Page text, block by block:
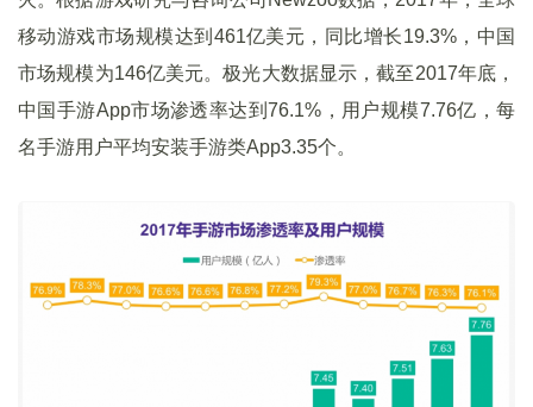
移动游戏市场规模达到461亿美元，同比增长19.3%，中国
市场规模为146亿美元。极光大数据显示，截至2017年底，
中国手游App市场渗透率达到76.1%，用户规模7.76亿，每
名手游用户平均安装手游类App3.35个。